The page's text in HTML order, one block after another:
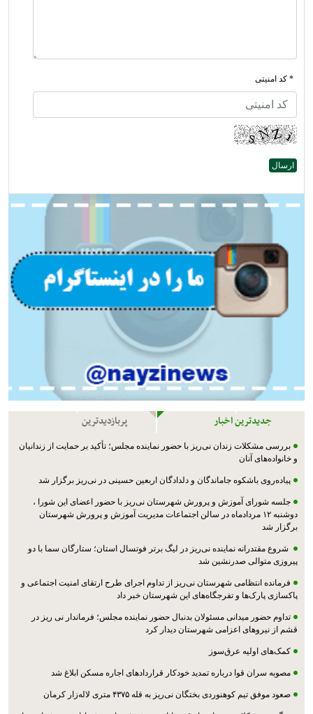
* کد امنیتی
جدیدترین اخبار پربازدیدترین
بررسی مشکلات زندان نی‌ریز با حضور نماینده مجلس؛ تأکید بر حمایت از زندانیان
و خانواده‌های آنان
پیاده‌روی باشکوه جاماندگان و دلدادگان اربعین حسینی در نی‌ریز برگزار شد
جلسه شورای آموزش و پرورش شهرستان نی‌ریز با حضور اعضای این شورا ،
دوشنبه ۱۲ مردادماه در سالن اجتماعات مدیریت آموزش و پرورش شهرستان
برگزار شد
شروع مقتدرانه نماینده نی‌ریز در لیگ برتر فوتسال استان؛ ستارگان سما با دو
پیروزی متوالی صدرنشین شد
فرمانده انتظامی شهرستان نی‌ریز از تداوم اجرای طرح ارتقای امنیت اجتماعی و
پاکسازی پارک‌ها و تفرجگاه‌های این شهرستان خبر داد
تداوم حضور میدانی مسئولان بدنبال حضور نماینده مجلس؛ فرماندار نی ریز در
قشم از نیروهای اعزامی شهرستان دیدار کرد
کمک‌های اولیه عرق‌سوز
مصوبه سران قوا درباره تمدید خودکار قراردادهای اجاره مسکن ابلاغ شد
صعود موفق تیم کوهنوردی بختگان نی‌ریز به قله ۴۳۷۵ متری لاله‌زار کرمان